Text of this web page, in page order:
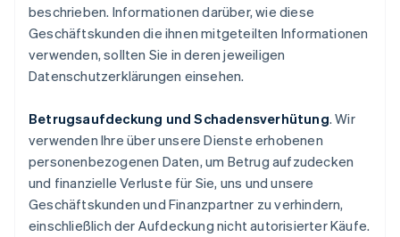
beschrieben. Informationen darüber, wie diese
Geschäftskunden die ihnen mitgeteilten Informationen
verwenden, sollten Sie in deren jeweiligen
Datenschutzerklärungen einsehen.
Betrugsaufdeckung und Schadensverhütung. Wir
verwenden Ihre über unsere Dienste erhobenen
personenbezogenen Daten, um Betrug aufzudecken
und finanzielle Verluste für Sie, uns und unsere
Geschäftskunden und Finanzpartner zu verhindern,
einschließlich der Aufdeckung nicht autorisierter Käufe.